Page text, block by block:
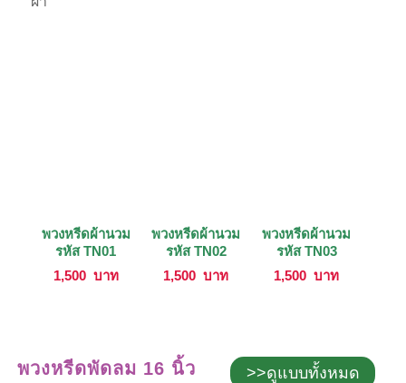
พวงหรีดผ้านวม
รหัส TN01
1,500 บาท
พวงหรีดผ้านวม
รหัส TN02
1,500 บาท
พวงหรีดผ้านวม
รหัส TN03
1,500 บาท
พวงหรีดพัดลม 16 นิ้ว >>ดูแบบทั้งหมด